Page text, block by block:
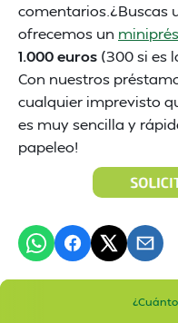
comentarios.¿Buscas
ofrecemos un
1.000 euros (300 si es
Con nuestros
cualquier imprevisto
es muy sencilla y
papeleo!